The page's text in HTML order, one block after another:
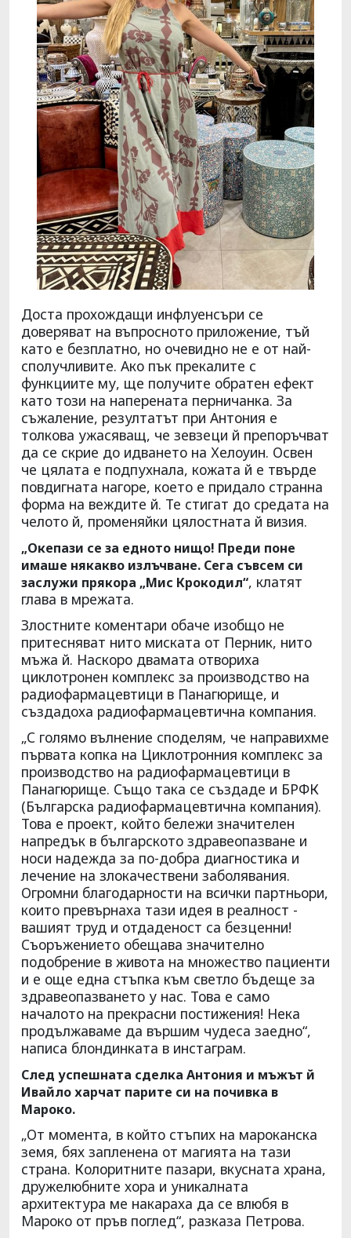
Доста прохождащи инфлуенсъри се
доверяват на въпросното приложение, тъй
като е безплатно, но очевидно не е от най-
сполучливите. Ако пък прекалите с
функциите му, ще получите обратен ефект
като този на наперената перничанка. За
съжаление, резултатът при Антония е
толкова ужасяващ, че зевзеци й препоръчват
да се скрие до идването на Хелоуин. Освен
че цялата е подпухнала, кожата й е твърде
повдигната нагоре, което е придало странна
форма на веждите й. Те стигат до средата на
челото й, променяйки цялостната й визия.
„Окепази се за едното нищо! Преди поне
имаше някакво излъчване. Сега съвсем си
заслужи прякора „Мис Крокодил“, клатят
глава в мрежата.
Злостните коментари обаче изобщо не
притесняват нито миската от Перник, нито
мъжа й. Наскоро двамата отвориха
циклотронен комплекс за производство на
радиофармацевтици в Панагюрище, и
създадоха радиофармацевтична компания.
„С голямо вълнение споделям, че направихме
първата копка на Циклотронния комплекс за
производство на радиофармацевтици в
Панагюрище. Също така се създаде и БРФК
(Българска радиофармацевтична компания).
Това е проект, който бележи значителен
напредък в българското здравеопазване и
носи надежда за по-добра диагностика и
лечение на злокачествени заболявания.
Огромни благодарности на всички партньори,
които превърнаха тази идея в реалност -
вашият труд и отдаденост са безценни!
Съоръжението обещава значително
подобрение в живота на множество пациенти
и е още една стъпка към светло бъдеще за
здравеопазването у нас. Това е само
началото на прекрасни постижения! Нека
продължаваме да вършим чудеса заедно“,
написа блондинката в инстаграм.
След успешната сделка Антония и мъжът й
Ивайло харчат парите си на почивка в
Мароко.
„От момента, в който стъпих на мароканска
земя, бях запленена от магията на тази
страна. Колоритните пазари, вкусната храна,
дружелюбните хора и уникалната
архитектура ме накараха да се влюбя в
Мароко от пръв поглед“, разказа Петрова.